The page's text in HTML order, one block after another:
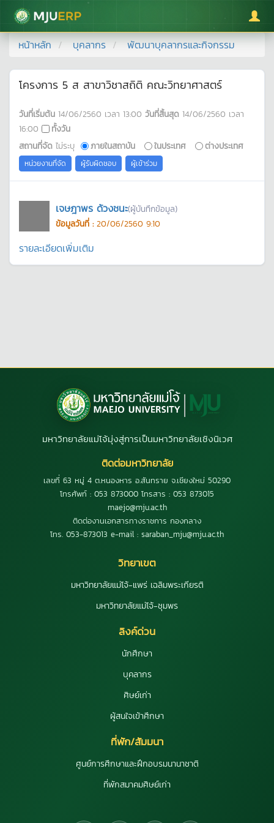
มหาวิทยาลัยแม่โจ้
หน้าหลัก บุคลากร พัฒนาบุคลากรและกิจกรรม
โครงการ 5 ส สาขาวิชาสถิติ คณะวิทยาศาสตร์
วันที่เริ่มต้น 14/06/2560 เวลา 13:00 วันที่สิ้นสุด 14/06/2560 เวลา
16:00
ทั้งวัน
สถานที่จัด ไม่ระบุ ภายในสถาบัน ในประเทศ ต่างประเทศ
หน่วยงานที่จัด ผู้รับผิดชอบ ผู้เข้าร่วม
เจษฎาพร ด้วงชนะ(ผู้บันทึกข้อมูล)
ข้อมูลวันที่ : 20/06/2560 9:10
รายละเอียดเพิ่มเติม
มหาวิทยาลัยแม่โจ้มุ่งสู่การเป็นมหาวิทยาลัยเชิงนิเวศ
ติดต่อมหาวิทยาลัย
เลขที่ 63 หมู่ 4 ต.หนองหาร อ.สันทราย จ.เชียงใหม่ 50290
โทรศัพท์ : 053 873000 โทรสาร : 053 873015
maejo@mju.ac.th
ติดต่องานเอกสารทางราชการ กองกลาง
โทร. 053-873013 e-mail : saraban_mju@mju.ac.th
วิทยาเขต
มหาวิทยาลัยแม่โจ้-แพร่ เฉลิมพระเกียรติ
มหาวิทยาลัยแม่โจ้-ชุมพร
ลิงค์ด่วน
นักศึกษา
บุคลากร
ศิษย์เก่า
ผู้สนใจเข้าศึกษา
ที่พัก/สัมมนา
ศูนย์การศึกษาและฝึกอบรมนานาชาติ
ที่พักสมาคมศิษย์เก่า